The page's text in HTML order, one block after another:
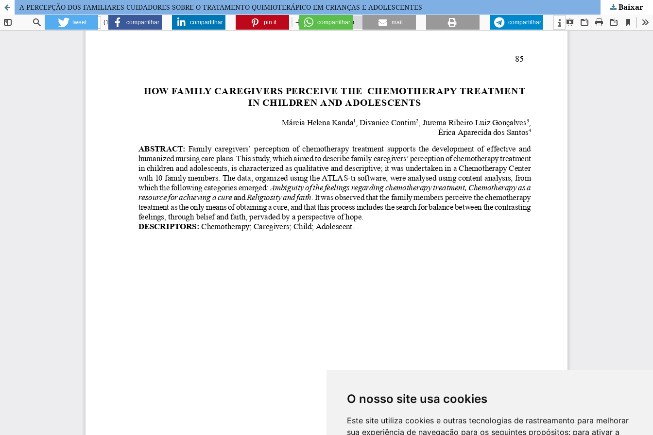
O nosso site usa cookies
Este site utiliza cookies e outras tecnologias de rastreamento para melhorar
sua experiência de navegação para os seguintes propósitos: para ativar a
A PERCEPÇÃO DOS FAMILIARES CUIDADORES SOBRE O TRATAMENTO QUIMIOTERÁPICO EM CRIANÇAS E ADOLESCENTES Baixar
tweet compartilhar compartilhar pin it compartilhar mail compartilhar